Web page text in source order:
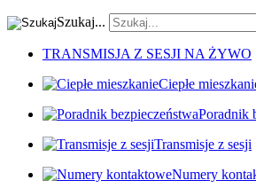
Szukaj...
TRANSMISJA Z SESJI NA ŻYWO
Ciepłe
Poradnik
Transmisje z sesji
Numery